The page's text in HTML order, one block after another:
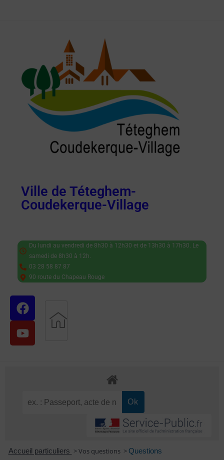
Ville de Téteghem-
Coudekerque-Village
Du lundi au vendredi de 8h30 à 12h30 et de 13h30 à 17h30. Le
samedi de 8h30 à 12h.
03 28 58 87 87
90 route du Chapeau Rouge
Accueil particuliers >Vos questions > Questions